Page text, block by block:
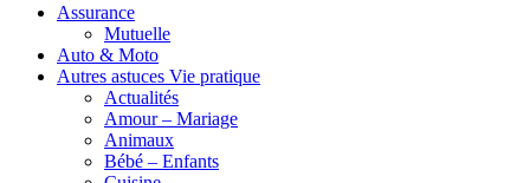
Assurance
Mutuelle
Auto & Moto
Autres astuces Vie pratique
Actualités
Amour – Mariage
Animaux
Bébé – Enfants